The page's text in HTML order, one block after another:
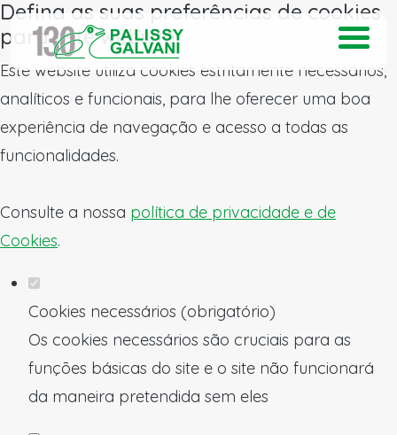
Defina as suas preferências de cookies
para este website.
Este website utiliza cookies estritamente necessários,
analíticos e funcionais, para lhe oferecer uma boa
experiência de navegação e acesso a todas as
funcionalidades.
Consulte a nossa política de privacidade e de
Cookies.
Cookies necessários (obrigatório)
Os cookies necessários são cruciais para as
funções básicas do site e o site não funcionará
da maneira pretendida sem eles